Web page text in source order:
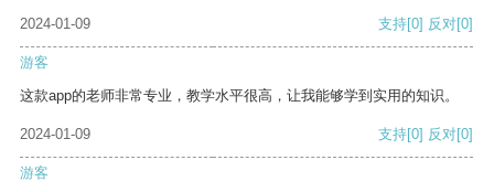
2024-01-09
支持[0] 反对[0]
游客
这款app的老师非常专业，教学水平很高，让我能够学到实用的知识。
2024-01-09 支持[0] 反对[0]
游客